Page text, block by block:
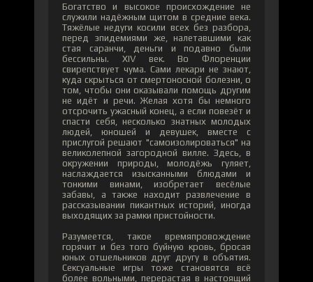
Богатство и высокое происхождение не
служили надёжным щитом в средние века.
Тяжёлые недуги косили всех без разбора,
перед эпидемиями же, налетавшими как
стая саранчи, деньги и подавно были
бессильны. XIV век. Во Флоренции
свирепствует чума. Сами лекари не знают,
куда скрыться от смертоносной болезни, о
том, чтобы они оказывали помощь другим
не идёт и речи. Желая хотя бы немного
отсрочить ужасный конец, а если повезёт и
спасти себя, несколько знатных молодых
людей, юношей и девушек, вместе с
прислугой решают "самоизолироваться" на
великолепной загородной вилле. Здесь, в
окружении природы, молодёжь гуляет,
наслаждается изысканными блюдами и
тонкими винами, изобретает весёлые
забавы, а также находит развлечение в
рассказывании пикантных историй, иногда
выходящих за рамки пристойности.
Разумеется, такое времяпровождение
горячит и без того буйную кровь, бросая
юных отшельников друг другу в объятия.
Сексуальные игры тоже становятся всё
более вольными, перерастая в настоящий